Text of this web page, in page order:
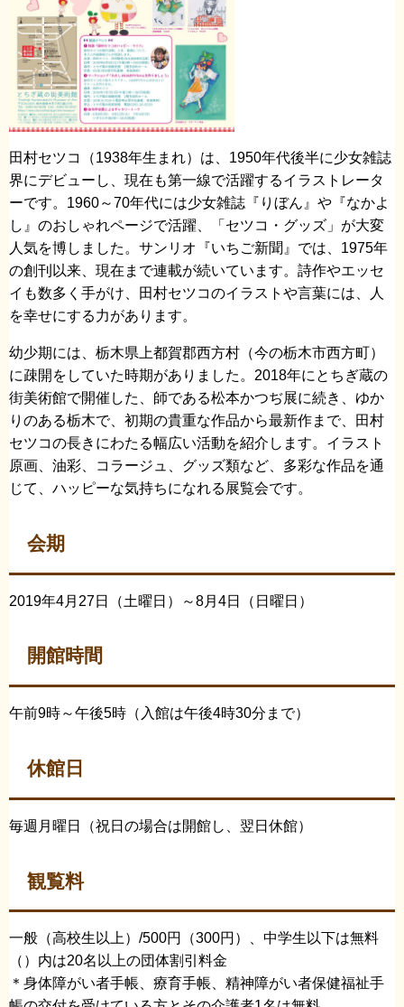
田村セツコ（1938年生まれ）は、1950年代後半に少女雑誌
界にデビューし、現在も第一線で活躍するイラストレータ
ーです。1960～70年代には少女雑誌『りぼん』や『なかよ
し』のおしゃれページで活躍、「セツコ・グッズ」が大変
人気を博しました。サンリオ『いちご新聞』では、1975年
の創刊以来、現在まで連載が続いています。詩作やエッセ
イも数多く手がけ、田村セツコのイラストや言葉には、人
を幸せにする力があります。
幼少期には、栃木県上都賀郡西方村（今の栃木市西方町）
に疎開をしていた時期がありました。2018年にとちぎ蔵の
街美術館で開催した、師である松本かつぢ展に続き、ゆか
りのある栃木で、初期の貴重な作品から最新作まで、田村
セツコの長きにわたる幅広い活動を紹介します。イラスト
原画、油彩、コラージュ、グッズ類など、多彩な作品を通
じて、ハッピーな気持ちになれる展覧会です。
会期
2019年4月27日（土曜日）～8月4日（日曜日）
開館時間
午前9時～午後5時（入館は午後4時30分まで）
休館日
毎週月曜日（祝日の場合は開館し、翌日休館）
観覧料
一般（高校生以上）/500円（300円）、中学生以下は無料
（）内は20名以上の団体割引料金
＊身体障がい者手帳、療育手帳、精神障がい者保健福祉手